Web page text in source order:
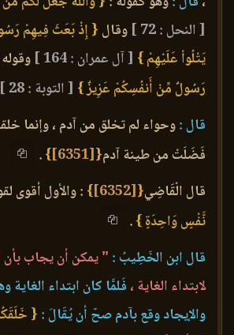
[ النحل : 72 ]
وقال { إِذْ بَعَثَ فِيهِمْ
يَتْلُواْ عَلَيْهِمْ } [ آل عمران : 164 ]
رَسُولٌ مِّنْ أَنفُسِكُمْ عَزِيزٌ } [ التوبة : 28 ]
قال :وحواء لم تخلق من آدم ، وإنما
فَضَلَتْ من طينة آدم{
[6351]
}
.
قال الْقَاضِي{
[6352]
}: والأول أقوى
نَّفْسٍ وَاحِدَةٍ }.
قال ابن الخَطِيبُ : " يمكن أن يجاب
لابتداء الغاية ، فَلمَّا كان ابتداء الغاية
والإيجاد وقع بآدم صحّ أن يُقَالَ : {